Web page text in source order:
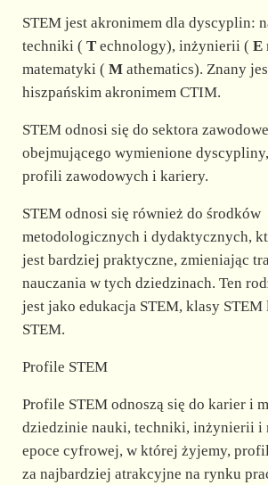
d
e
o
STEM jest akronimem dla dyscyplin:
techniki ( Technology), inżynierii ( E
matematyki ( Mathematics). Znany
hiszpańskim akronimem CTIM.
STEM odnosi się do sektora
obejmującego wymienione
profili zawodowych i kariery.
STEM odnosi się również do środków
metodologicznych i dydaktycznych,
jest bardziej praktyczne, zmieniając
nauczania w tych dziedzinach. Ten
jest jako edukacja STEM, klasy STEM
STEM.
Profile STEM
Profile STEM odnoszą się do karier i
dziedzinie nauki, techniki, inżynierii i
epoce cyfrowej, w której żyjemy,
za najbardziej atrakcyjne na rynku